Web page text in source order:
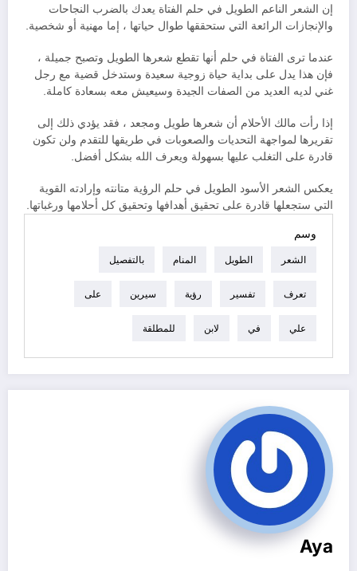
إن الشعر الناعم الطويل في حلم الفتاة يعدك بالضرب النجاحات
والإنجازات الرائعة التي ستحققها طوال حياتها ، إما مهنية أو شخصية.
عندما ترى الفتاة في حلم أنها تقطع شعرها الطويل وتصبح جميلة ،
فإن هذا يدل على بداية حياة زوجية سعيدة وستدخل قضية مع رجل
غني لديه العديد من الصفات الجيدة وسيعيش معه بسعادة كاملة.
إذا رأت مالك الأحلام أن شعرها طويل ومجعد ، فقد يؤدي ذلك إلى
تقريرها لمواجهة التحديات والصعوبات في طريقها للتقدم ولن تكون
قادرة على التغلب عليها بسهولة ويعرف الله بشكل أفضل.
يعكس الشعر الأسود الطويل في حلم الرؤية متانته وإرادته القوية
التي ستجعلها قادرة على تحقيق أهدافها وتحقيق كل أحلامها ورغباتها.
وسم
الشعر الطويل المنام بالتفصيل
تعرف تفسير رؤية سيرين على
علي في لابن للمطلقة
Aya